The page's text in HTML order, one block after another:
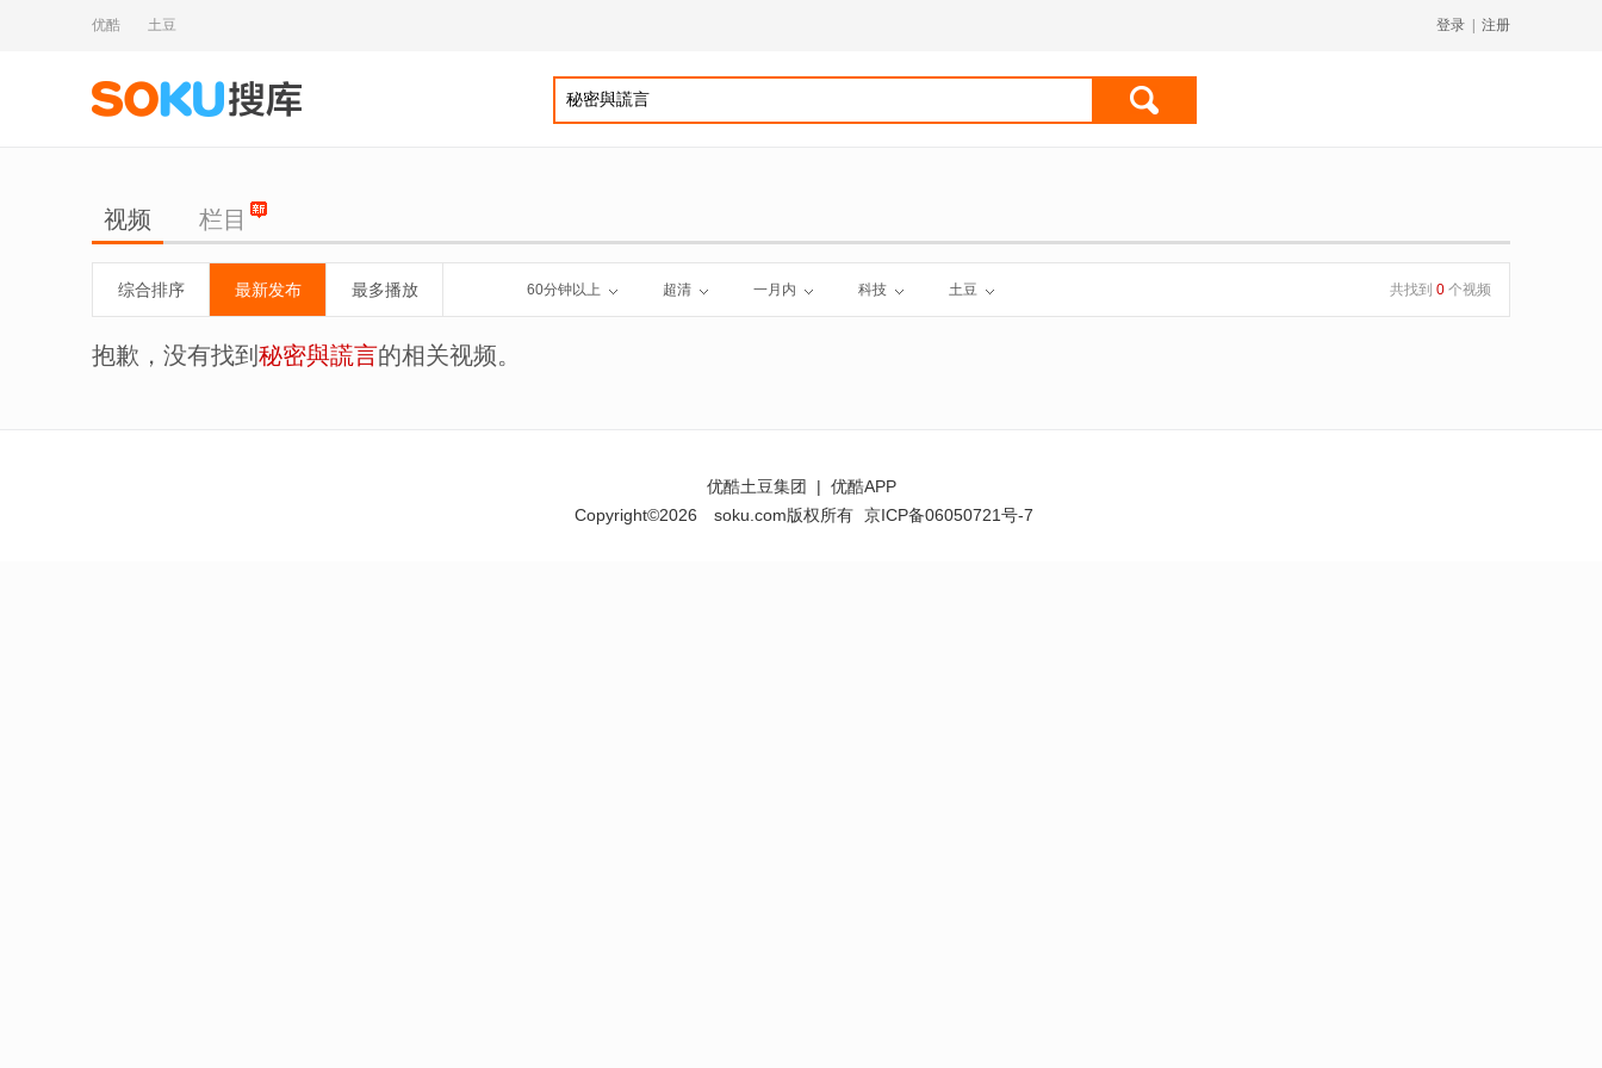
优酷 土豆 登录 注册
视频 栏目
综合排序 最新发布 最多播放 60分钟以上 超清 一月内 科技 土豆 共找到 0 个视频
抱歉，没有找到 秘密與謊言的相关视频。
优酷土豆集团 | 优酷APP
Copyright©2026
soku.com版权所有 京ICP备06050721号-7